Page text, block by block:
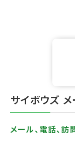
サイボウズ
メール、電話、